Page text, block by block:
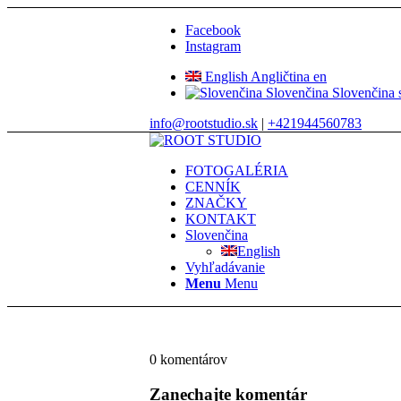
Facebook
Instagram
English Angličtina en
Slovenčina Slovenčina
info@rootstudio.sk | +421944560783
FOTOGALÉRIA
CENNÍK
ZNAČKY
KONTAKT
Slovenčina
English
Vyhľadávanie
Menu Menu
0 komentárov
Zanechajte komentár